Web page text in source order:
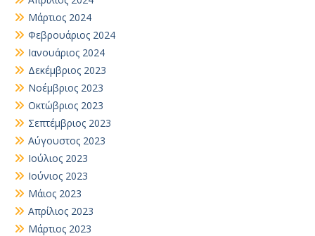
Μάρτιος 2024
Φεβρουάριος 2024
Ιανουάριος 2024
Δεκέμβριος 2023
Νοέμβριος 2023
Οκτώβριος 2023
Σεπτέμβριος 2023
Αύγουστος 2023
Ιούλιος 2023
Ιούνιος 2023
Μάιος 2023
Απρίλιος 2023
Μάρτιος 2023